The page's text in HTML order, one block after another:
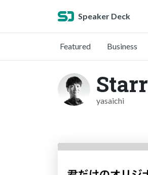
Speaker Deck
Featured Business
yasaichi